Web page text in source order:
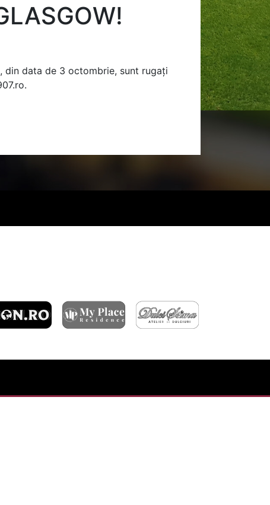
din data de 3 octombrie, sunt rugați